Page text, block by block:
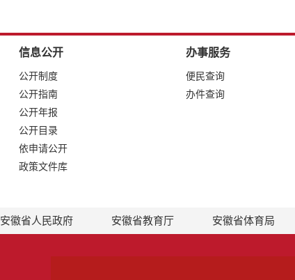
信息公开
公开制度
公开指南
公开年报
公开目录
依申请公开
政策文件库
办事服务
便民查询
办件查询
安徽省人民政府 安徽省教育厅 安徽省体育局